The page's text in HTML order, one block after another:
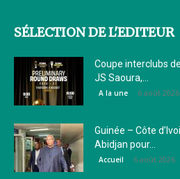
SÉLECTION DE L'EDITEUR
Coupe interclubs
JS Saoura,...
A la une 6 août 2026
Guinée – Côte
Abidjan pour...
Accueil 6 août 2026